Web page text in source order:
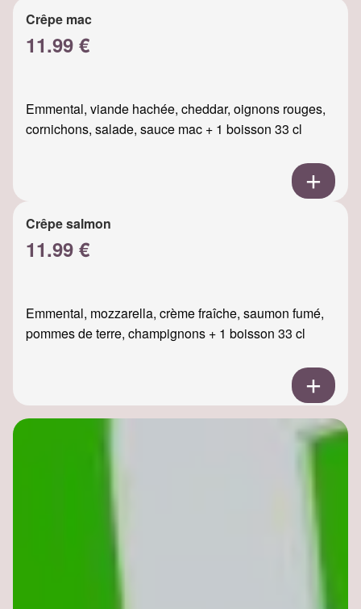
Crêpe mac
11.99 €
Emmental, viande hachée, cheddar, oignons rouges,
cornichons, salade, sauce mac + 1 boisson 33 cl
Crêpe salmon
11.99 €
Emmental, mozzarella, crème fraîche, saumon fumé,
pommes de terre, champignons + 1 boisson 33 cl